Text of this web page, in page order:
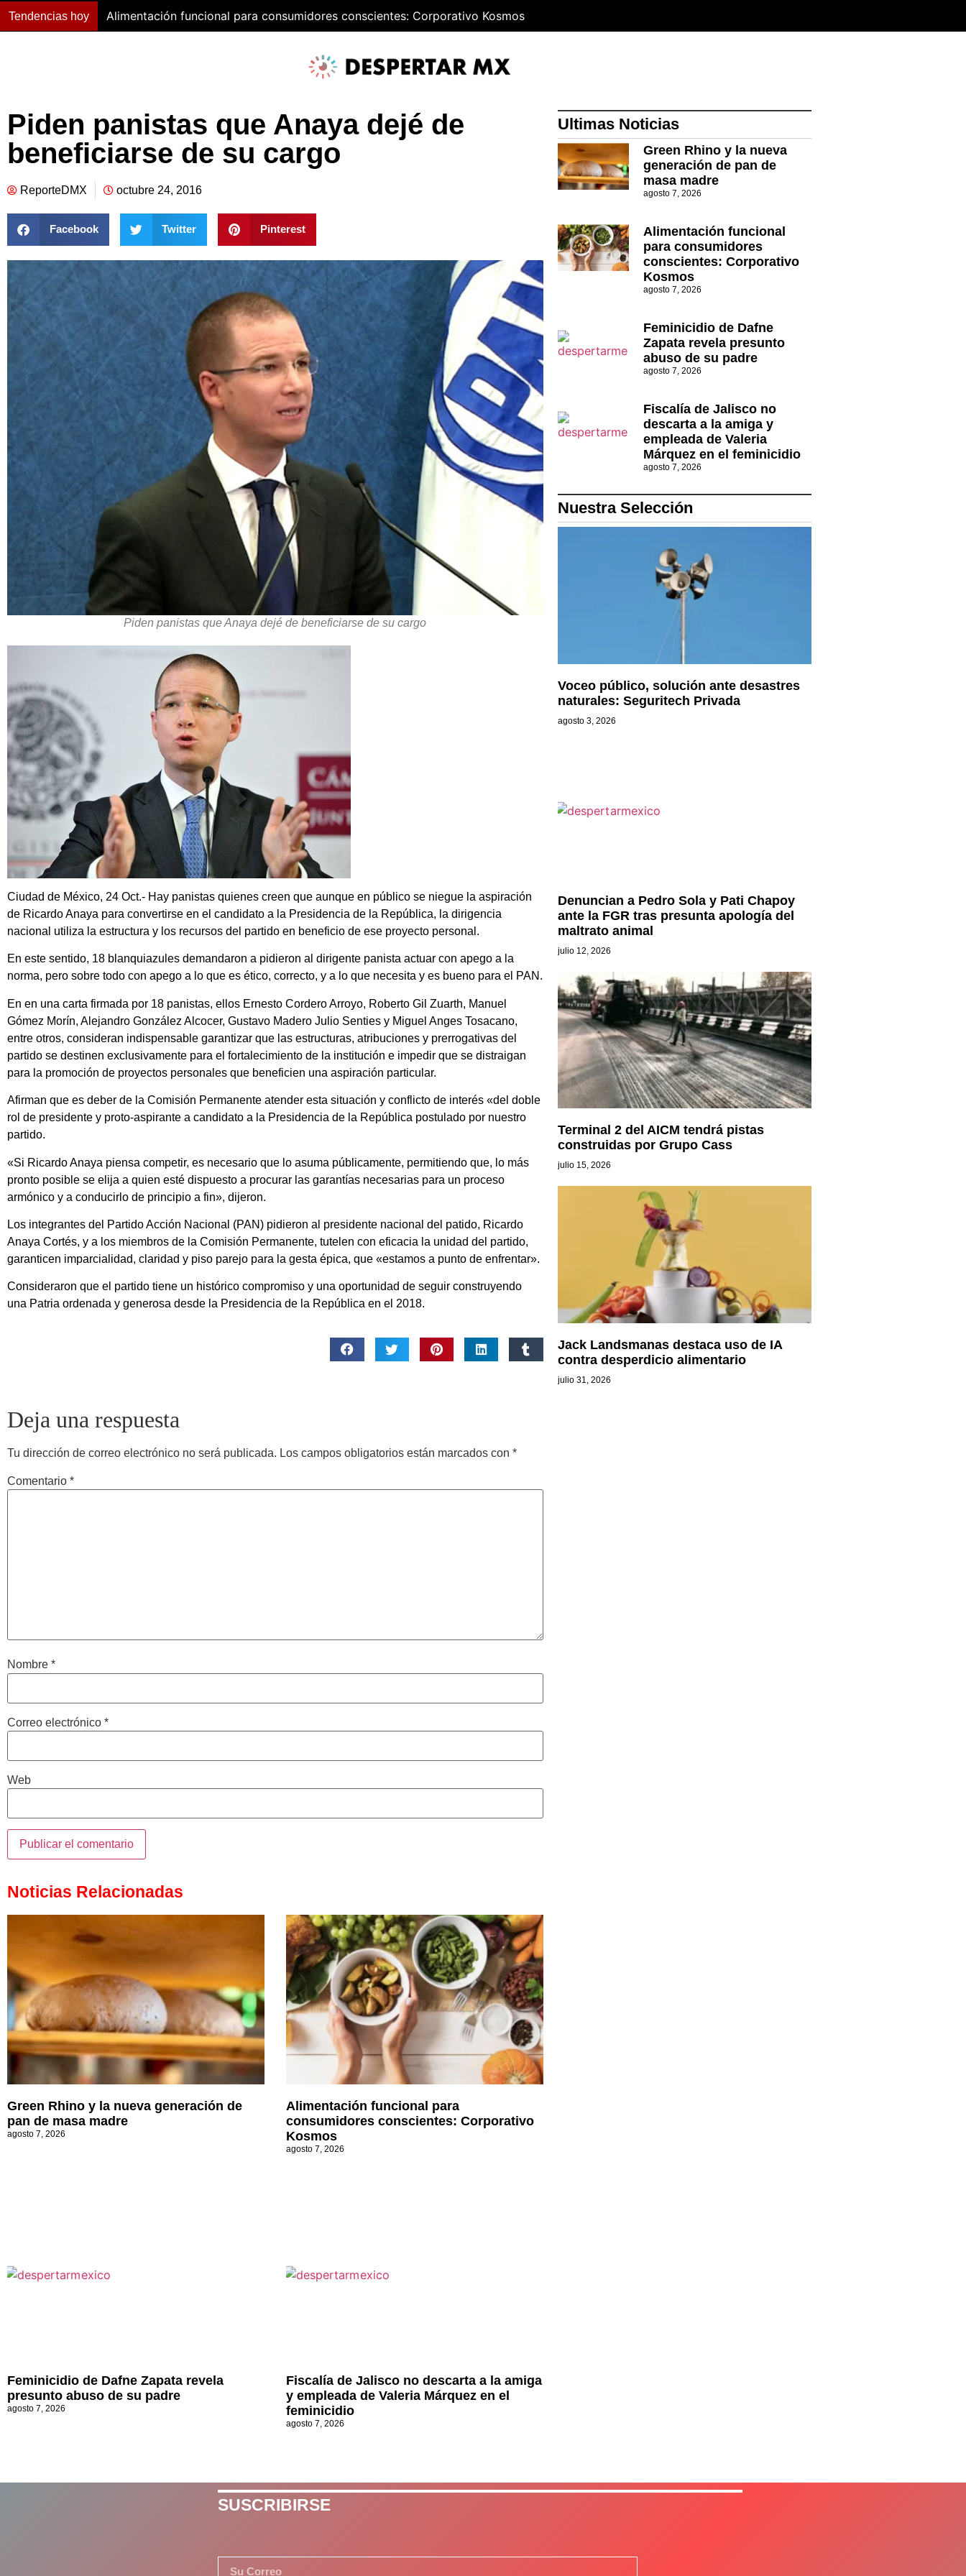
Tendencias hoy Alimentación funcional para consumidores conscientes: Corporativo Kosmos
Piden panistas que Anaya dejé de
beneficiarse de su cargo
ReporteDMX octubre 24, 2016
Facebook Twitter Pinterest
Piden panistas que Anaya dejé de beneficiarse de su cargo
Ciudad de México, 24 Oct.- Hay panistas quienes creen que aunque en público se niegue la aspiración
de Ricardo Anaya para convertirse en el candidato a la Presidencia de la República, la dirigencia
nacional utiliza la estructura y los recursos del partido en beneficio de ese proyecto personal.
En este sentido, 18 blanquiazules demandaron a pidieron al dirigente panista actuar con apego a la
norma, pero sobre todo con apego a lo que es ético, correcto, y a lo que necesita y es bueno para el PAN.
En en una carta firmada por 18 panistas, ellos Ernesto Cordero Arroyo, Roberto Gil Zuarth, Manuel
Gómez Morín, Alejandro González Alcocer, Gustavo Madero Julio Senties y Miguel Anges Tosacano,
entre otros, consideran indispensable garantizar que las estructuras, atribuciones y prerrogativas del
partido se destinen exclusivamente para el fortalecimiento de la institución e impedir que se distraigan
para la promoción de proyectos personales que beneficien una aspiración particular.
Afirman que es deber de la Comisión Permanente atender esta situación y conflicto de interés «del doble
rol de presidente y proto-aspirante a candidato a la Presidencia de la República postulado por nuestro
partido.
«Si Ricardo Anaya piensa competir, es necesario que lo asuma públicamente, permitiendo que, lo más
pronto posible se elija a quien esté dispuesto a procurar las garantías necesarias para un proceso
armónico y a conducirlo de principio a fin», dijeron.
Los integrantes del Partido Acción Nacional (PAN) pidieron al presidente nacional del patido, Ricardo
Anaya Cortés, y a los miembros de la Comisión Permanente, tutelen con eficacia la unidad del partido,
garanticen imparcialidad, claridad y piso parejo para la gesta épica, que «estamos a punto de enfrentar».
Consideraron que el partido tiene un histórico compromiso y una oportunidad de seguir construyendo
una Patria ordenada y generosa desde la Presidencia de la República en el 2018.
Deja una respuesta
Tu dirección de correo electrónico no será publicada. Los campos obligatorios están marcados con *
Comentario *
Nombre *
Correo electrónico *
Web
Noticias Relacionadas
Green Rhino y la nueva generación de
pan de masa madre
agosto 7, 2026
Alimentación funcional para
consumidores conscientes: Corporativo
Kosmos
agosto 7, 2026
Feminicidio de Dafne Zapata revela
presunto abuso de su padre
agosto 7, 2026
Fiscalía de Jalisco no descarta a la amiga
y empleada de Valeria Márquez en el
feminicidio
agosto 7, 2026
Ultimas Noticias
Green Rhino y la nueva
generación de pan de
masa madre
agosto 7, 2026
Alimentación funcional
para consumidores
conscientes: Corporativo
Kosmos
agosto 7, 2026
Feminicidio de Dafne
Zapata revela presunto
abuso de su padre
agosto 7, 2026
Fiscalía de Jalisco no
descarta a la amiga y
empleada de Valeria
Márquez en el feminicidio
agosto 7, 2026
Nuestra Selección
Voceo público, solución ante desastres
naturales: Seguritech Privada
agosto 3, 2026
Denuncian a Pedro Sola y Pati Chapoy
ante la FGR tras presunta apología del
maltrato animal
julio 12, 2026
Terminal 2 del AICM tendrá pistas
construidas por Grupo Cass
julio 15, 2026
Jack Landsmanas destaca uso de IA
contra desperdicio alimentario
julio 31, 2026
SUSCRIBIRSE